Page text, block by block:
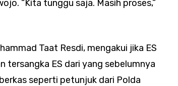
“Kita tunggu saja. Masih proses,”
Taat Resdi, mengakui jika ES
tersangka ES dari yang sebelumnya
seperti petunjuk dari Polda